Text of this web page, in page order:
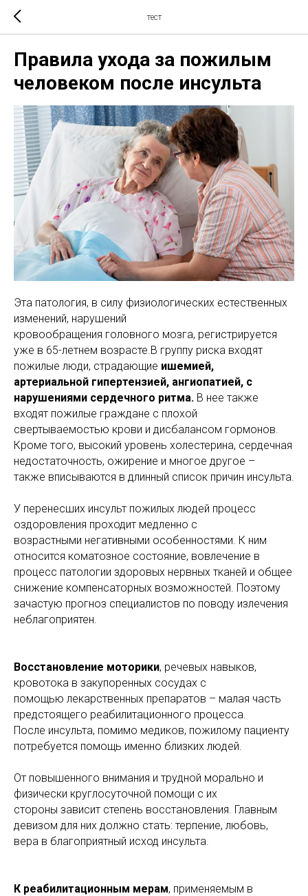
тест
Правила ухода за пожилым
человеком после инсульта
Эта патология, в силу физиологических естественных
изменений, нарушений
кровообращения головного мозга, регистрируется
уже в 65-летнем возрасте.В группу риска входят
пожилые люди, страдающие ишемией,
артериальной гипертензией, ангиопатией, с
нарушениями сердечного ритма. В нее также
входят пожилые граждане с плохой
свертываемостью крови и дисбалансом гормонов.
Кроме того, высокий уровень холестерина, сердечная
недостаточность, ожирение и многое другое –
также вписываются в длинный список причин инсульта.
У перенесших инсульт пожилых людей процесс
оздоровления проходит медленно с
возрастными негативными особенностями. К ним
относится коматозное состояние, вовлечение в
процесс патологии здоровых нервных тканей и общее
снижение компенсаторных возможностей. Поэтому
зачастую прогноз специалистов по поводу излечения
неблагоприятен.
Восстановление моторики, речевых навыков,
кровотока в закупоренных сосудах с
помощью лекарственных препаратов – малая часть
предстоящего реабилитационного процесса.
После инсульта, помимо медиков, пожилому пациенту
потребуется помощь именно близких людей.
От повышенного внимания и трудной морально и
физически круглосуточной помощи с их
стороны зависит степень восстановления. Главным
девизом для них должно стать: терпение, любовь,
вера в благоприятный исход инсульта.
К реабилитационным мерам, применяемым в